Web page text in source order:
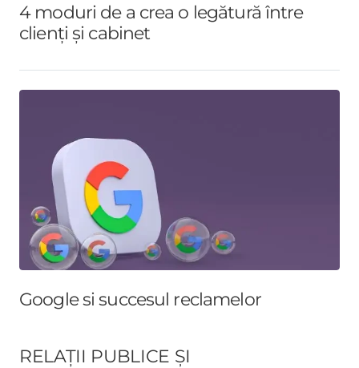
4 moduri de a crea o legătură între
clienți și cabinet
Google si succesul reclamelor
RELAȚII PUBLICE ȘI